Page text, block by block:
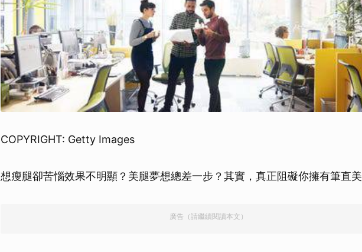
COPYRIGHT: Getty Images
想瘦腿卻苦惱效果不明顯？美腿夢想總差一步？其實，真正阻礙你擁有筆直美
廣告（請繼續閱讀本文）